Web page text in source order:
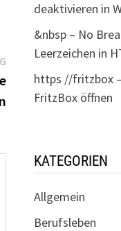
Nächster
Beitrag:
deaktivieren in
&nbsp – No
Leerzeichen in
https //fritzbox
FritzBox öffnen
KATEGORIEN
Allgemein
Berufsleben